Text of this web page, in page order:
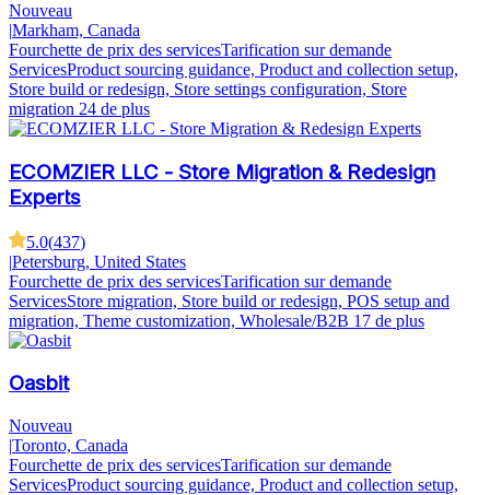
Nouveau
|Markham, Canada
Fourchette de prix des servicesTarification sur demande
ServicesProduct sourcing guidance, Product and collection setup,
Store build or redesign, Store settings configuration, Store
migration 24 de plus
ECOMZIER LLC - Store Migration & Redesign
Experts
5.0(437)
|Petersburg, United States
Fourchette de prix des servicesTarification sur demande
ServicesStore migration, Store build or redesign, POS setup and
migration, Theme customization, Wholesale/B2B 17 de plus
Oasbit
Nouveau
|Toronto, Canada
Fourchette de prix des servicesTarification sur demande
ServicesProduct sourcing guidance, Product and collection setup,